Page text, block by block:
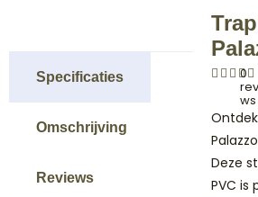
Specificaties
Omschrijving
Reviews
0
ws
Deze
PVC is